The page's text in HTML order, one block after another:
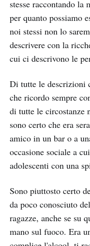
stesse raccontando la
per quanto possiamo
noi stessi non lo
descrivere con la
cui ci descrivono le
Di tutte le descrizioni
che ricordo sempre
di tutte le circostanze
sono certo che era
amico in un bar o a
occasione sociale a
adolescenti con una
Sono piuttosto certo
da poco conosciuto
ragazze, anche se su
mano sul fuoco. Era